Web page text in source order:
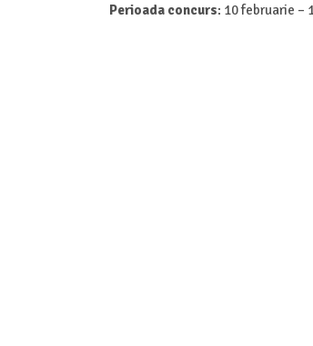
Perioada concurs: 10 februarie –